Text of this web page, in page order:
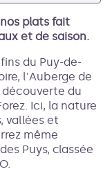
plats fait
et de saison.
du Puy-de-
l'Auberge de
du
Ici, la nature
vallées et
même
Puys, classée